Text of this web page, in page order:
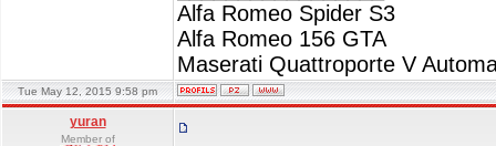
Alfa Romeo Spider S3
Alfa Romeo 156 GTA
Maserati Quattroporte V
Tue May 12, 2015 9:58 pm
yuran
Member of